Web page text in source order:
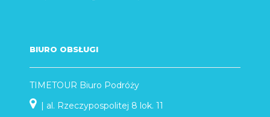
BIURO OBSŁUGI
TIMETOUR Biuro Podróży
| al. Rzeczypospolitej 8 lok. 11